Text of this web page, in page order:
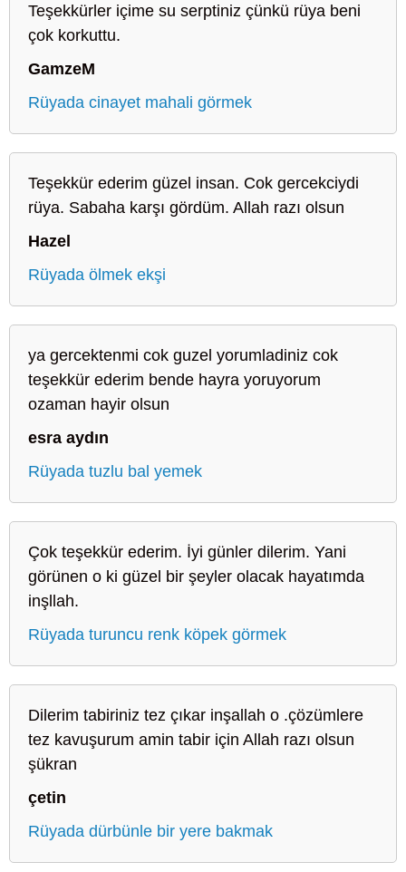
Teşekkürler içime su serptiniz çünkü rüya beni
çok korkuttu.
GamzeM
Rüyada cinayet mahali görmek
Teşekkür ederim güzel insan. Cok gercekciydi
rüya. Sabaha karşı gördüm. Allah razı olsun
Hazel
Rüyada ölmek ekşi
ya gercektenmi cok guzel yorumladiniz cok
teşekkür ederim bende hayra yoruyorum
ozaman hayir olsun
esra aydın
Rüyada tuzlu bal yemek
Çok teşekkür ederim. İyi günler dilerim. Yani
görünen o ki güzel bir şeyler olacak hayatımda
inşllah.
Rüyada turuncu renk köpek görmek
Dilerim tabiriniz tez çıkar inşallah o .çözümlere
tez kavuşurum amin tabir için Allah razı olsun
şükran
çetin
Rüyada dürbünle bir yere bakmak